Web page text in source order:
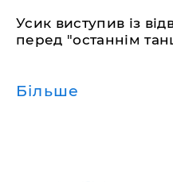
​Усик виступив із
перед "останнім
Більше